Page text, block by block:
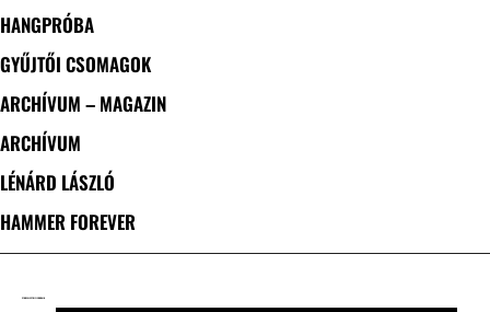
HANGPRÓBA
GYŰJTŐI CSOMAGOK
ARCHÍVUM – MAGAZIN
ARCHÍVUM
LÉNÁRD LÁSZLÓ
HAMMER FOREVER